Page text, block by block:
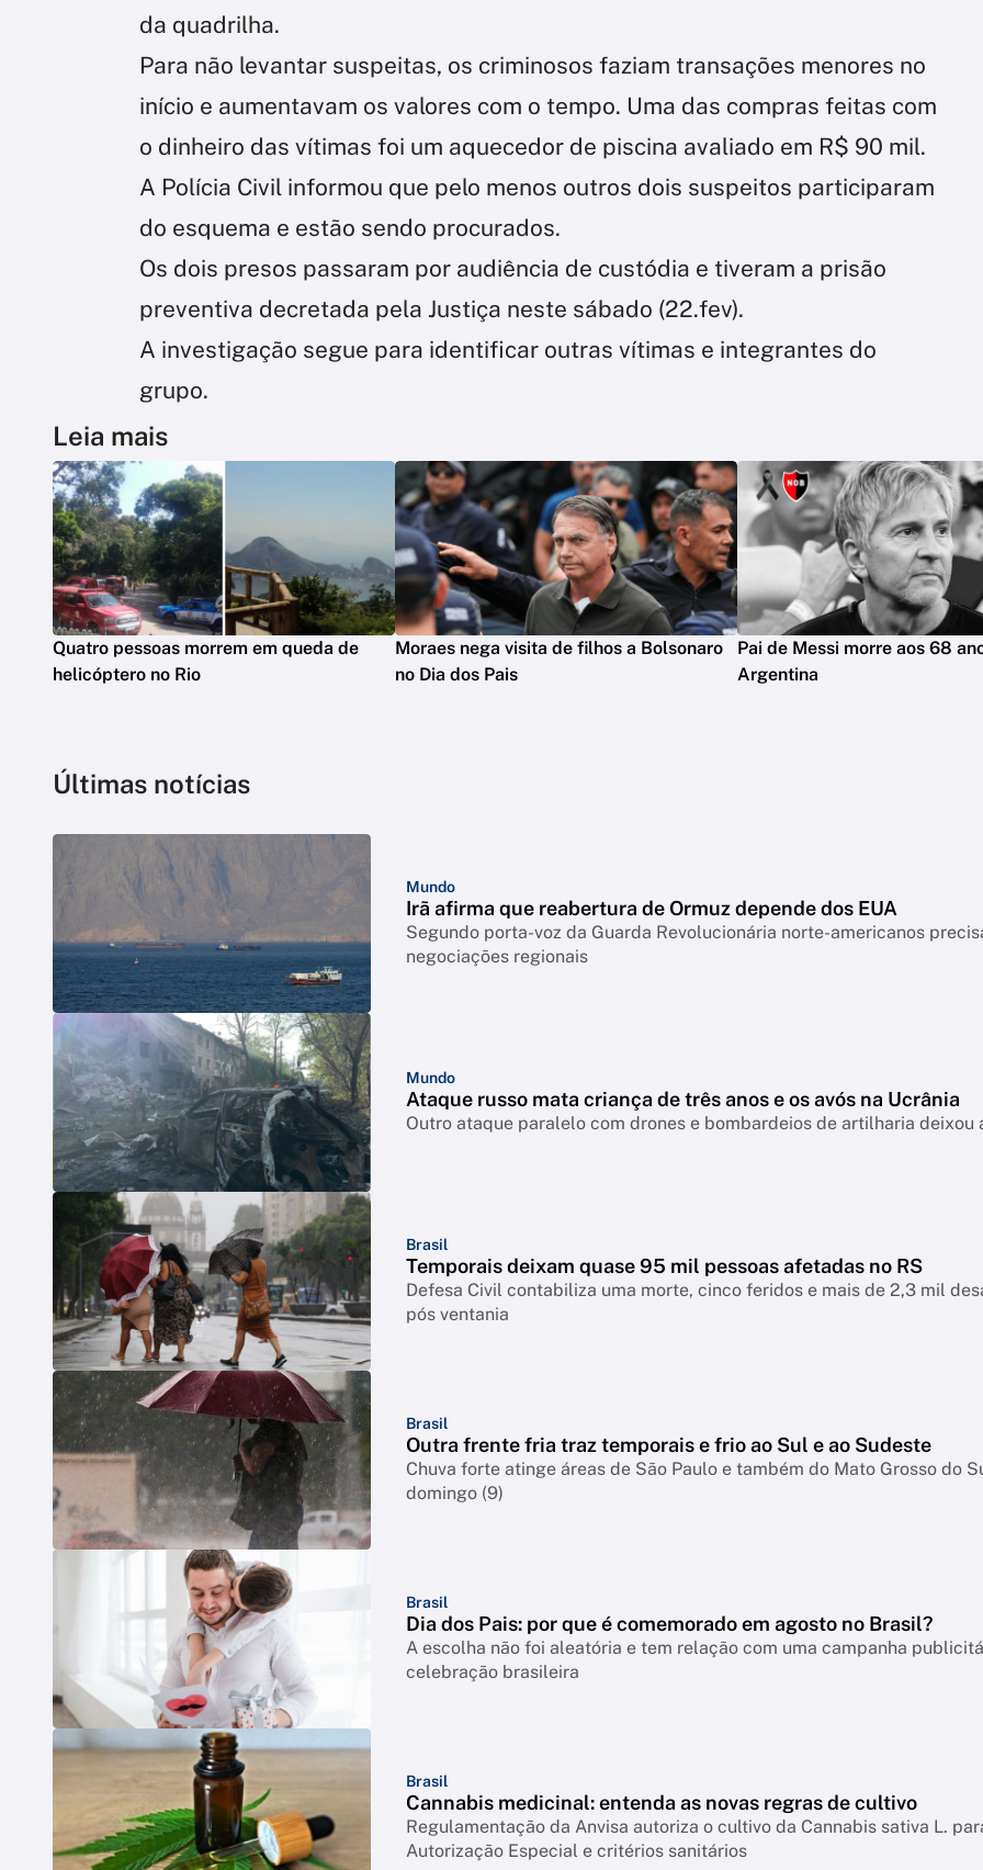
da quadrilha.
Para não levantar suspeitas, os criminosos faziam transações menores no
início e aumentavam os valores com o tempo. Uma das compras feitas com
o dinheiro das vítimas foi um aquecedor de piscina avaliado em R$ 90 mil.
A Polícia Civil informou que pelo menos outros dois suspeitos participaram
do esquema e estão sendo procurados.
Os dois presos passaram por audiência de custódia e tiveram a prisão
preventiva decretada pela Justiça neste sábado (22.fev).
A investigação segue para identificar outras vítimas e integrantes do
grupo.
Leia mais
Quatro pessoas morrem em queda de
helicóptero no Rio
Moraes nega visita de filhos a Bolsonaro
no Dia dos Pais
Pai de Messi morre aos 68
Argentina
Últimas notícias
Mundo
Irã afirma que reabertura de Ormuz depende dos EUA
Segundo porta-voz da Guarda Revolucionária norte-americanos
negociações regionais
Mundo
Ataque russo mata criança de três anos e os avós na Ucrânia
Outro ataque paralelo com drones e bombardeios de artilharia
Brasil
Temporais deixam quase 95 mil pessoas afetadas no RS
Defesa Civil contabiliza uma morte, cinco feridos e mais de 2,3 mil
pós ventania
Brasil
Outra frente fria traz temporais e frio ao Sul e ao Sudeste
Chuva forte atinge áreas de São Paulo e também do Mato Grosso do
domingo (9)
Brasil
Dia dos Pais: por que é comemorado em agosto no Brasil?
A escolha não foi aleatória e tem relação com uma campanha
celebração brasileira
Brasil
Cannabis medicinal: entenda as novas regras de cultivo
Regulamentação da Anvisa autoriza o cultivo da Cannabis sativa L.
Autorização Especial e critérios sanitários